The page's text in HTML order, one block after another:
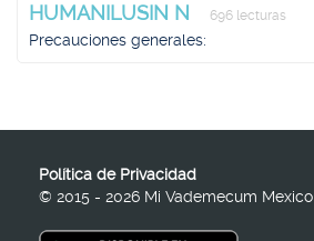
HUMANILUSIN N 696 lecturas
Precauciones generales:
Política de Privacidad
© 2015 - 2026 Mi Vademecum Mexico